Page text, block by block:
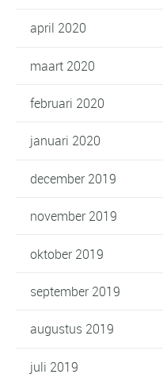
april 2020
maart 2020
februari 2020
januari 2020
december 2019
november 2019
oktober 2019
september 2019
augustus 2019
juli 2019